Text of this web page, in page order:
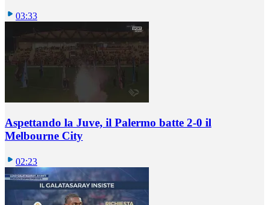
03:33
Aspettando la Juve, il Palermo batte 2-0 il
Melbourne City
02:23